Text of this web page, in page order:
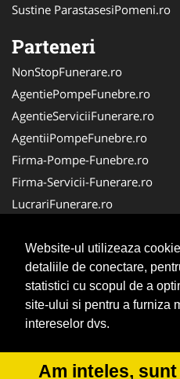
Website-ul utilizeaza
detaliile de conectare,
statistici cu scopul de a
site-ului si pentru a furniza
intereselor dvs.
Am inteles,
Sustine ParastasesiPomeni.ro
Parteneri
NonStopFunerare.ro
AgentiePompeFunebre.ro
AgentieServiciiFunerare.ro
AgentiiPompeFunebre.ro
Firma-Pompe-Funebre.ro
Firma-Servicii-Funerare.ro
LucrariFunerare.ro
AgentieFunerara.eu
AgentiiFunerare.com
CasaFunerara.com
Repatriere-Transport-
© 2014-2026 Powered by